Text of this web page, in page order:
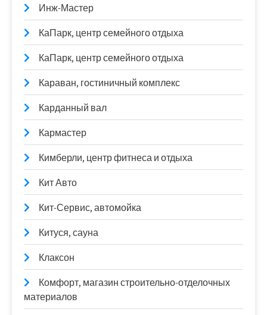
Инж-Мастер
КаПарк, центр семейного отдыха
КаПарк, центр семейного отдыха
Караван, гостиничный комплекс
Карданный вал
Кармастер
Кимберли, центр фитнеса и отдыха
Кит Авто
Кит-Сервис, автомойка
Китуся, сауна
Клаксон
Комфорт, магазин строительно-отделочных
материалов